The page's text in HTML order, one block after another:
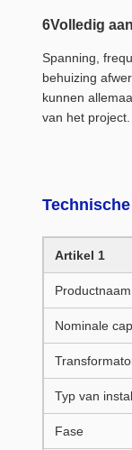
6Volledig
Spanning,
behuizing
kunnen
van het project.
Artikel 1
Productnaam
Nominale
Typ van
Fase